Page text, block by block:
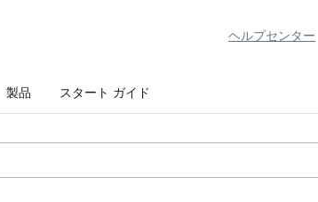
ヘルプセンター
製品 スタート ガイド